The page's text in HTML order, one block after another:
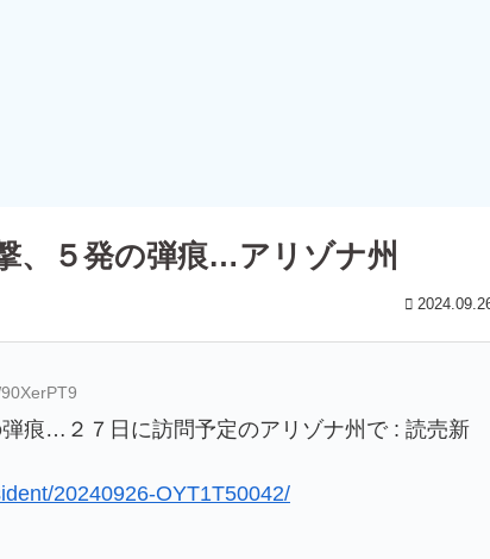
、５発の弾痕…アリゾナ州
痕…２７日に訪問予定のアリゾナ州で : 読売新
20240926-OYT1T50042/